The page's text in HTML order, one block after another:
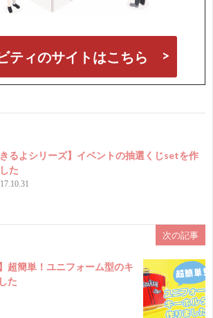
ティのサイトはこちら
きるよシリーズ】イベントの抽選くじsetを作
た
次の記事
超簡単！ユニフォーム型のキ
た